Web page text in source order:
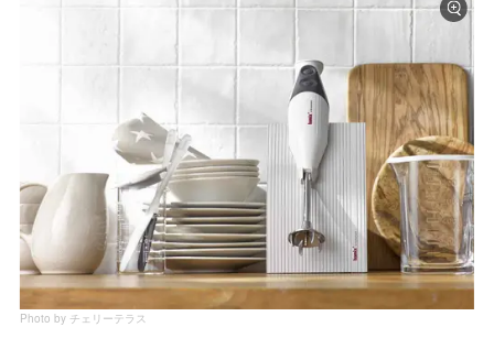
Photo by チェリーテラス